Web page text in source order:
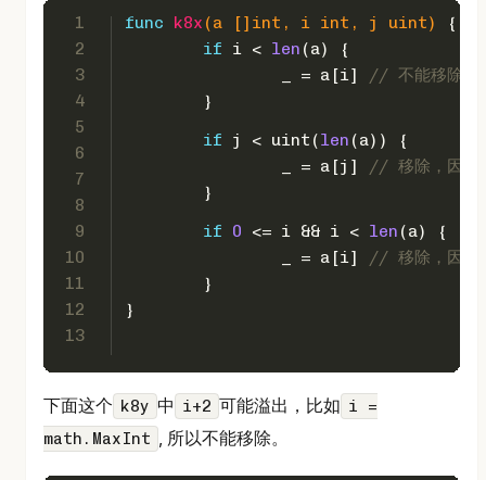
1
2
3
4
5
6
7
8
9
10
11
12
13
func k8x (a [] int , i int , j uint)
{
if i < len (a) {
		_ = a[i]
// 不能移除，
	}
if j < uint (len (a)) {
		_ = a[j]
// 移除，因
	}
if
0 <= i && i < len (a) {
		_ = a[i]
// 移除，因
	}
}
下面这个 k8y 中 i+2 可能溢出，比如 i =
math.MaxInt , 所以不能移除。